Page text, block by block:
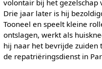
volontair bij het gezelschap
Drie jaar later is hij
Tooneel en speelt kleine
ontslagen, werkt als
hij naar het bevrijde zuiden
de repatriëringsdienst in